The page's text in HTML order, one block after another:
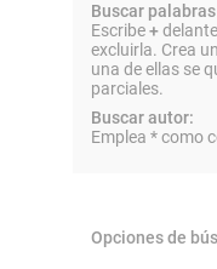
Buscar
Escribe+
excluirla. Crea
una de ellas se
parciales.
Buscar autor:
Emplea * como
Opciones de